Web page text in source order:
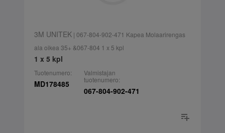
3M UNITEK| 067-804-902-471 Kapea Molaarirengas
ala oikea 35+ &067-804 1 x 5 kpl
1 x 5 kpl
Tuotenumero:
MD178485
Valmistajan
tuotenumero:
067-804-902-471